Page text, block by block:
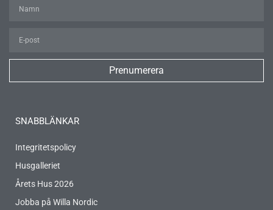
SNABBLÄNKAR
Integritetspolicy
Husgalleriet
Årets Hus 2026
Jobba på Willa Nordic
Prenumerera